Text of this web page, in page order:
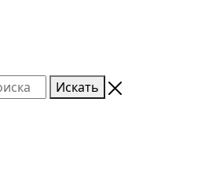
Искать